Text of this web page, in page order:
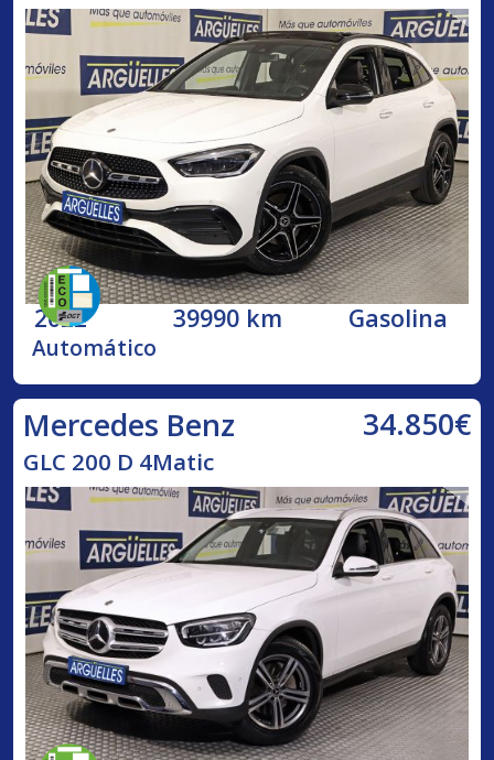
2022 39990 km Gasolina
Automático
Mercedes Benz 34.850€
GLC 200 D 4Matic